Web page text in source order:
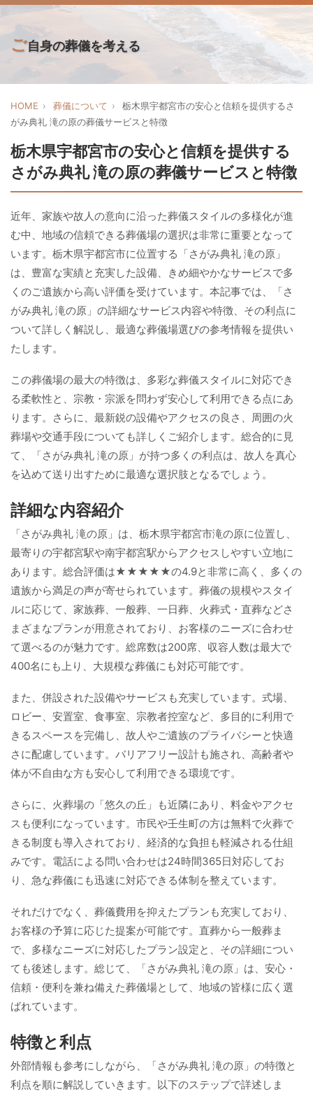
ご自身の葬儀を考える
HOME 葬儀について
栃木県宇都宮市の安心と信頼を提供するさ
がみ典礼 滝の原の葬儀サービスと特徴
栃木県宇都宮市の安心と信頼を提供する
さがみ典礼 滝の原の葬儀サービスと特徴
近年、家族や故人の意向に沿った葬儀スタイルの多様化が進
む中、地域の信頼できる葬儀場の選択は非常に重要となって
います。栃木県宇都宮市に位置する「さがみ典礼 滝の原」
は、豊富な実績と充実した設備、きめ細やかなサービスで多
くのご遺族から高い評価を受けています。本記事では、「さ
がみ典礼 滝の原」の詳細なサービス内容や特徴、その利点に
ついて詳しく解説し、最適な葬儀場選びの参考情報を提供い
たします。
この葬儀場の最大の特徴は、多彩な葬儀スタイルに対応でき
る柔軟性と、宗教・宗派を問わず安心して利用できる点にあ
ります。さらに、最新鋭の設備やアクセスの良さ、周囲の火
葬場や交通手段についても詳しくご紹介します。総合的に見
て、「さがみ典礼 滝の原」が持つ多くの利点は、故人を真心
を込めて送り出すために最適な選択肢となるでしょう。
詳細な内容紹介
「さがみ典礼 滝の原」は、栃木県宇都宮市滝の原に位置し、
最寄りの宇都宮駅や南宇都宮駅からアクセスしやすい立地に
あります。総合評価は★★★★★の4.9と非常に高く、多くの
遺族から満足の声が寄せられています。葬儀の規模やスタイ
ルに応じて、家族葬、一般葬、一日葬、火葬式・直葬などさ
まざまなプランが用意されており、お客様のニーズに合わせ
て選べるのが魅力です。総席数は200席、収容人数は最大で
400名にも上り、大規模な葬儀にも対応可能です。
また、併設された設備やサービスも充実しています。式場、
ロビー、安置室、食事室、宗教者控室など、多目的に利用で
きるスペースを完備し、故人やご遺族のプライバシーと快適
さに配慮しています。バリアフリー設計も施され、高齢者や
体が不自由な方も安心して利用できる環境です。
さらに、火葬場の「悠久の丘」も近隣にあり、料金やアクセ
スも便利になっています。市民や壬生町の方は無料で火葬で
きる制度も導入されており、経済的な負担も軽減される仕組
みです。電話による問い合わせは24時間365日対応してお
り、急な葬儀にも迅速に対応できる体制を整えています。
それだけでなく、葬儀費用を抑えたプランも充実しており、
お客様の予算に応じた提案が可能です。直葬から一般葬ま
で、多様なニーズに対応したプラン設定と、その詳細につい
ても後述します。総じて、「さがみ典礼 滝の原」は、安心・
信頼・便利を兼ね備えた葬儀場として、地域の皆様に広く選
ばれています。
特徴と利点
外部情報も参考にしながら、「さがみ典礼 滝の原」の特徴と
利点を順に解説していきます。以下のステップで詳述しま